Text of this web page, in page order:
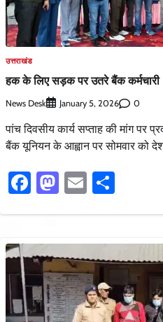
उत्तराखंड
हक के लिए सड़क पर उतरे बैंक कर्मचारी
News Desk January 5, 2026 0
पांच दिवसीय कार्य सप्ताह की मांग पर
बैंक यूनियन के आह्वान पर सोमवार को
Facebook
Mastodon
Email